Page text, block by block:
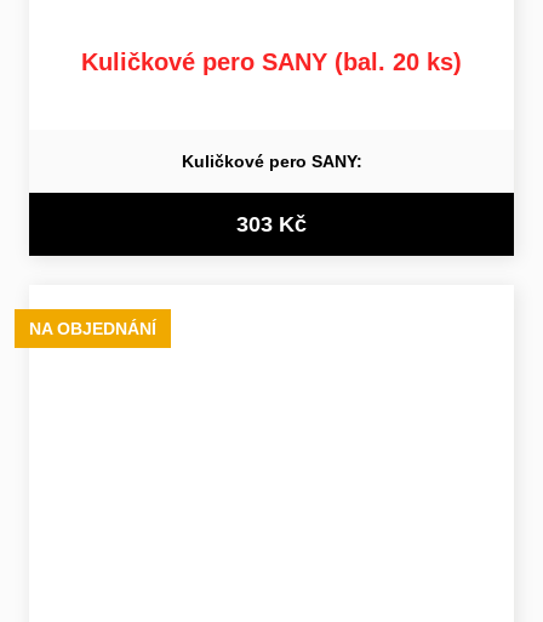
Kuličkové pero SANY (bal. 20 ks)
Kuličkové pero SANY:
303 Kč
NA OBJEDNÁNÍ